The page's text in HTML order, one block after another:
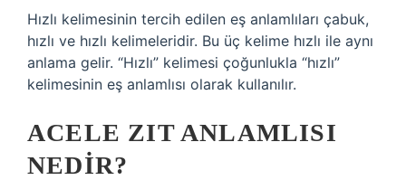
Hızlı kelimesinin tercih edilen eş anlamlıları çabuk,
hızlı ve hızlı kelimeleridir. Bu üç kelime hızlı ile aynı
anlama gelir. “Hızlı” kelimesi çoğunlukla “hızlı”
kelimesinin eş anlamlısı olarak kullanılır.
ACELE ZIT ANLAMLISI
NEDIR?